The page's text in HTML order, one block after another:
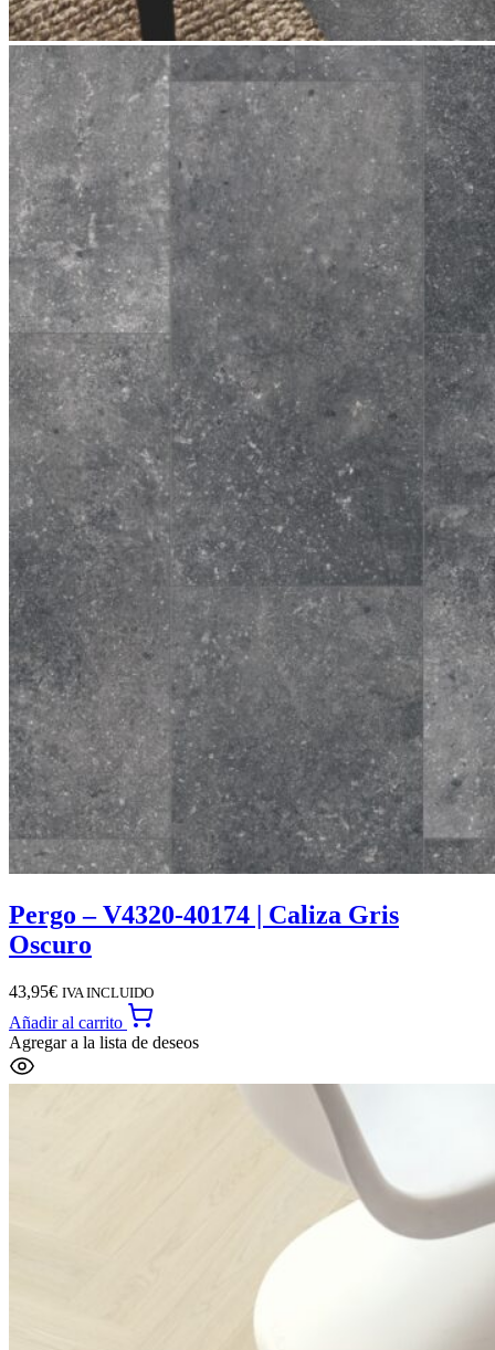
Pergo – V4320-40174 | Caliza Gris
Oscuro
43,95€ IVA INCLUIDO
Añadir al carrito
Agregar a la lista de deseos